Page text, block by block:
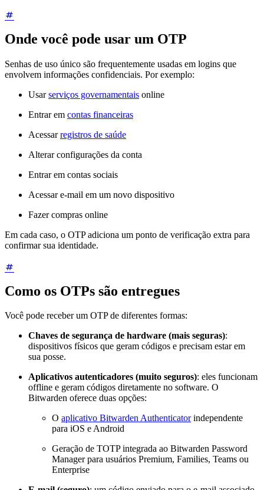
Onde você pode usar um OTP
Senhas de uso único são frequentemente usadas em logins que
envolvem informações confidenciais. Por exemplo:
Usarserviços governamentais online
Entrar em contas financeiras
Acessarregistros de saúde
Alterar configurações da conta
Entrar em contas sociais
Acessar e-mail em um novo dispositivo
Fazer compras online
Em cada caso, o OTP adiciona um ponto de verificação extra para
confirmar sua identidade.
Como os OTPs são entregues
Você pode receber um OTP de diferentes formas:
Chaves de segurança de hardware (mais seguras):
dispositivos físicos que geram códigos e precisam estar em
sua posse.
Aplicativos autenticadores (muito seguros): eles funcionam
offline e geram códigos diretamente no software. O
Bitwarden oferece duas opções:
O aplicativo Bitwarden Authenticatorindependente
para iOS e Android
Geração de TOTP integrada ao Bitwarden Password
Manager para usuários Premium, Families, Teams ou
Enterprise